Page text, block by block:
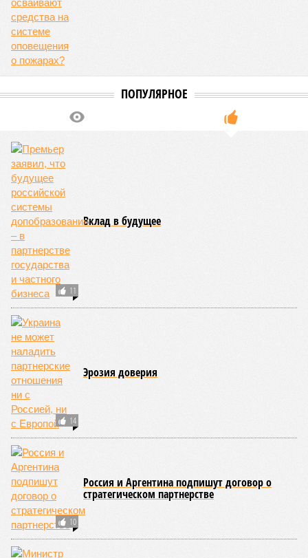
85 с копейками. «Бронза» за Японией – почти 85 лет.
Далее следуют Южная Корея, Швейцария и Австралия.
Средняя продолжительность жизни в России – 74,2
года, от лидеров рейтинга мы очень далеки. Впрочем,
Владимир Путин поставил задачу, чтобы к 2030 году
эта цифра выросла до 78 лет, а к 2036 году – до 81
года. Как это будет выполняться, неизвестно.
Эта железная печень
В своём новейшем исследовании, опубликованном в NPJ
Aging, группа учёных из Сколковского института науки и
технологий во главе с доктором биологических наук
Екатериной Храмеевой
жизни человека. Вернее, каким бы этот срок мог быть, если
исключить из уравнения все признаки старения, в том
числе и соматические мутации.
Итак, пишет в своей разошедшейся на многомиллионную
аудиторию публикации New York Post (почему, кстати, New
York Post, а не отечественные издания?), получилось, что
средним показателем было бы 1759 лет, а максимальным –
29 921 год. Неплохо: одному-единственному человеку
можно было бы застать сразу несколько концов света,
ледниковых периодов и крушение десятка-другого
развитых цивилизаций. Но мы снова возвращаемся к
катастрофическим изменениям в ДНК, которые начисто
вычёркивают эти цифры из всех возможных вариантов
долголетия.
старения только соматические мутации сокращают
теоретическую среднюю продолжительность жизни с
1759 до 156 лет», – рассказываетЕвгений Ефимов, один
из ключевых авторов исследования, научный сотрудник
Центра био- и медицинских технологий Сколтеха и
научный сотрудник Института искусственного интеллекта
(AIRI).
Интересно, что некоторые ткани нашего организма более
устойчивы к соматическим мутациям, чем другие. В
частности, клетки печени: они с радостью заменят старые,